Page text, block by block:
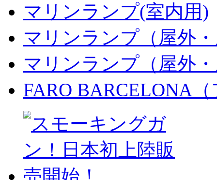
マリンランプ(室内用)
マリンランプ（屋外
マリンランプ（屋外
FARO BARCELONA